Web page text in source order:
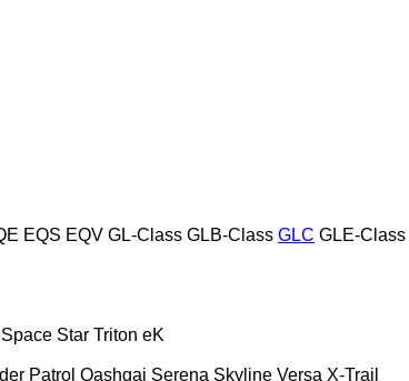
EQS EQV GL-Class GLB-Class GLC GLE-Class
Space Star Triton eK
Patrol Qashqai Serena Skyline Versa X-Trail